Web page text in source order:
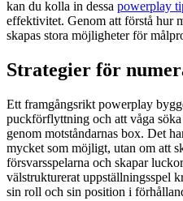
kan du kolla in dessa powerplay
effektivitet. Genom att förstå hur
skapas stora möjligheter för
Strategier för
Ett framgångsrikt powerplay
puckförflyttning och att våga söka
genom motståndarnas box. Det
mycket som möjligt, utan om att
försvarsspelarna och skapar
välstrukturerat uppställningsspel
sin roll och sin position i